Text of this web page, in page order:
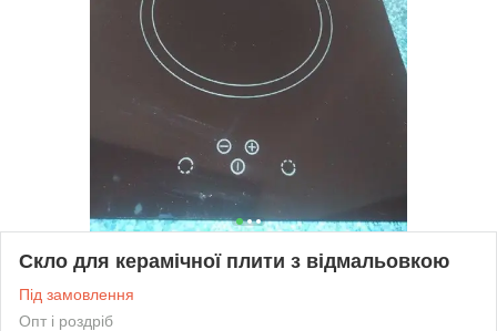
Скло для керамічної плити з відмальовкою
Під замовлення
Опт і роздріб